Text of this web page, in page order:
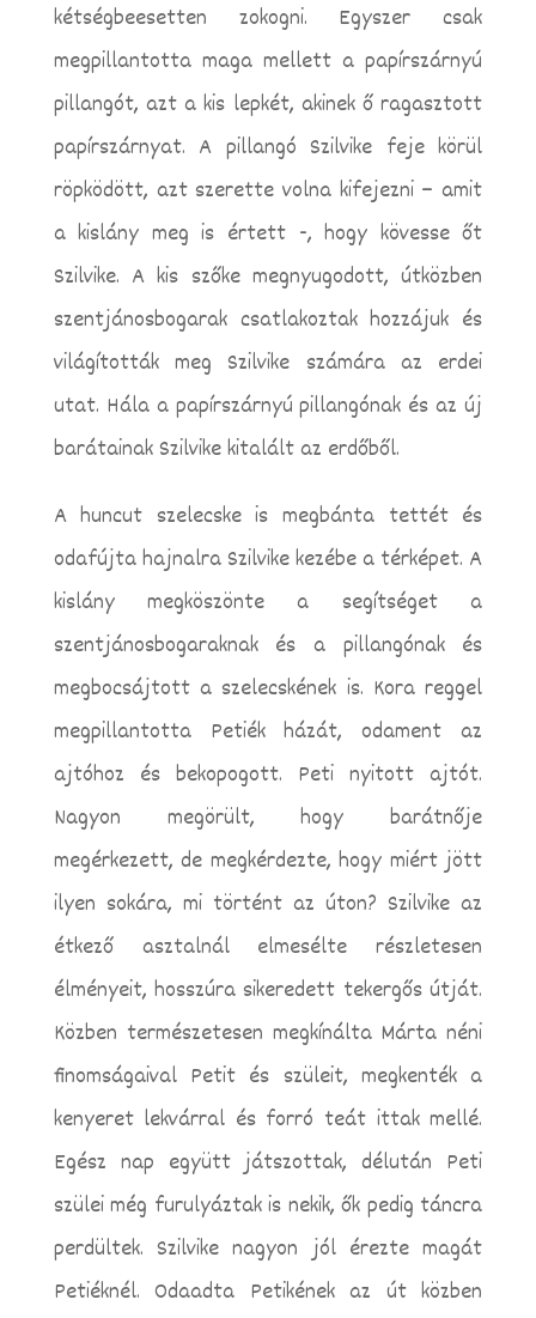
kétségbeesetten zokogni. Egyszer csak
megpillantotta maga mellett a papírszárnyú
pillangót, azt a kis lepkét, akinek ő ragasztott
papírszárnyat. A pillangó Szilvike feje körül
röpködött, azt szerette volna kifejezni – amit
a kislány meg is értett -, hogy kövesse őt
Szilvike. A kis szőke megnyugodott, útközben
szentjánosbogarak csatlakoztak hozzájuk és
világították meg Szilvike számára az erdei
utat. Hála a papírszárnyú pillangónak és az új
barátainak Szilvike kitalált az erdőből.
A huncut szelecske is megbánta tettét és
odafújta hajnalra Szilvike kezébe a térképet. A
kislány megköszönte a segítséget a
szentjánosbogaraknak és a pillangónak és
megbocsájtott a szelecskének is. Kora reggel
megpillantotta Petiék házát, odament az
ajtóhoz és bekopogott. Peti nyitott ajtót.
Nagyon megörült, hogy barátnője
megérkezett, de megkérdezte, hogy miért jött
ilyen sokára, mi történt az úton? Szilvike az
étkező asztalnál elmesélte részletesen
élményeit, hosszúra sikeredett tekergős útját.
Közben természetesen megkínálta Márta néni
finomságaival Petit és szüleit, megkenték a
kenyeret lekvárral és forró teát ittak mellé.
Egész nap együtt játszottak, délután Peti
szülei még furulyáztak is nekik, ők pedig táncra
perdültek. Szilvike nagyon jól érezte magát
Petiéknél. Odaadta Petikének az út közben